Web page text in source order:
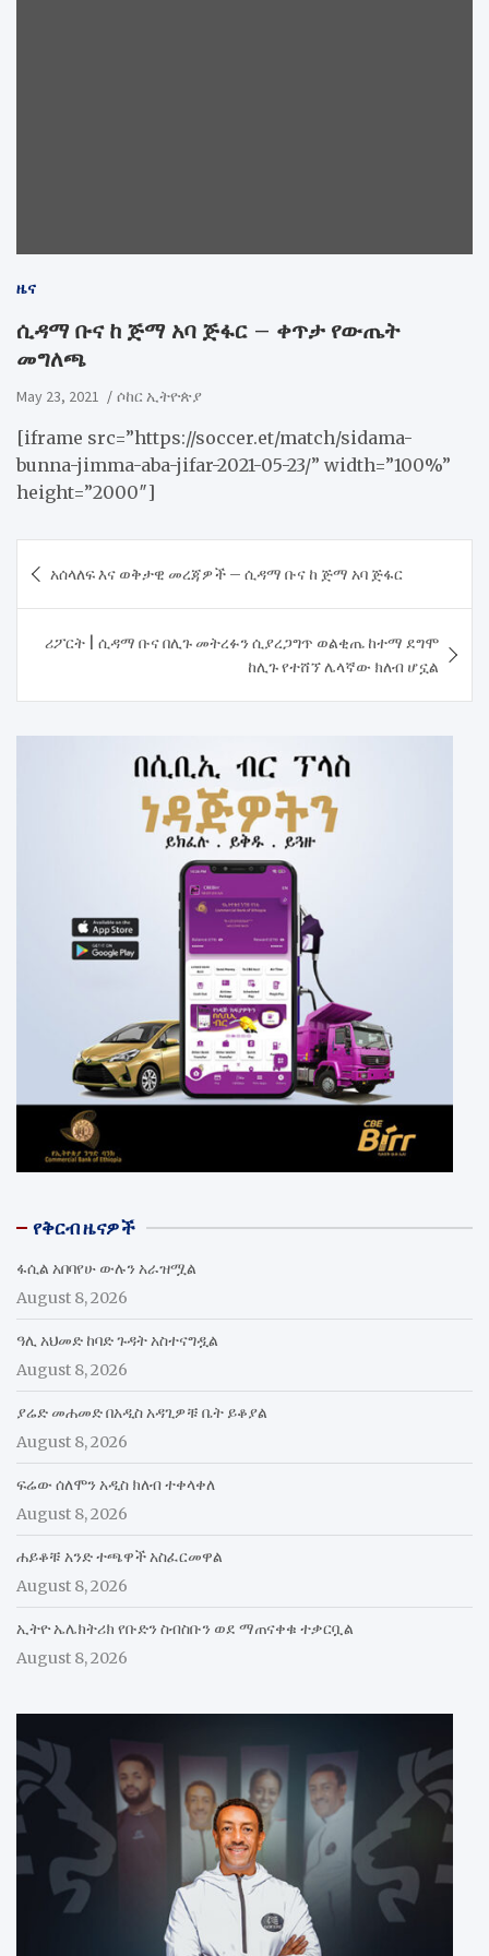
ዜና
ሲዳማ ቡና ከ ጅማ አባ ጅፋር – ቀጥታ የውጤት
መግለጫ
May 23, 2021 ሶከር ኢትዮጵያ
[iframe src=”https://soccer.et/match/sidama-
bunna-jimma-aba-jifar-2021-05-23/” width=”100%”
height=”2000″]
navigation
አሰላለፍ እና ወቅታዊ መረጃዎች – ሲዳማ ቡና ከ ጅማ አባ ጅፋር
ሪፖርት | ሲዳማ ቡና በሊጉ መትረፉን ሲያረጋግጥ ወልቂጤ ከተማ ደግሞ
ከሊጉ የተሸኘ ሌላኛው ክለብ ሆኗል
የቅርብ ዜናዎች
ፋሲል አበባየሁ ውሉን አራዝሟል
August 8, 2026
ዓሊ አህመድ ከባድ ጉዳት አስተናግዷል
August 8, 2026
ያሬድ መሐመድ በአዲስ አዳጊዎቹ ቤት ይቆያል
August 8, 2026
ፍሬው ሰለሞን አዲስ ክለብ ተቀላቀለ
August 8, 2026
ሐይቆቹ አንድ ተጫዋች አስፈርመዋል
August 8, 2026
ኢትዮ ኤሌክትሪክ የቡድን ስብስቡን ወደ ማጠናቀቁ ተቃርቧል
August 8, 2026